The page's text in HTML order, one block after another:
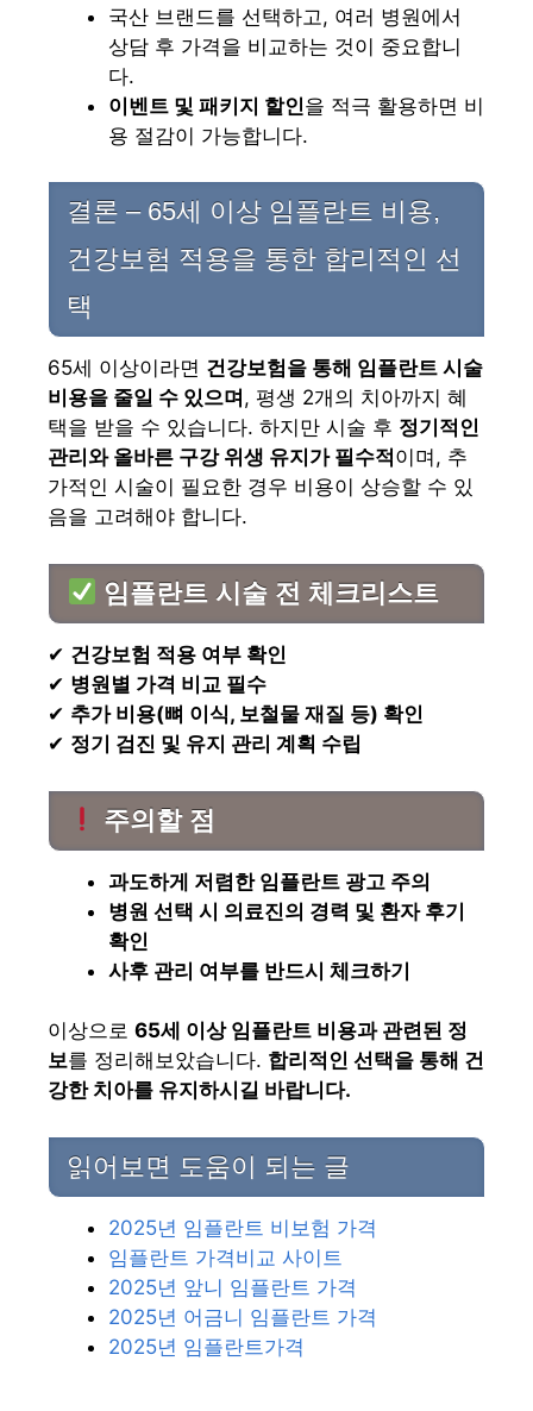
국산 브랜드를 선택하고, 여러 병원에서
상담 후 가격을 비교하는 것이 중요합니
다.
이벤트 및 패키지 할인을 적극 활용하면 비
용 절감이 가능합니다.
결론 – 65세 이상 임플란트 비용,
건강보험 적용을 통한 합리적인 선
택
65세 이상이라면 건강보험을 통해 임플란트 시술
비용을 줄일 수 있으며 , 평생 2개의 치아까지 혜
택을 받을 수 있습니다. 하지만 시술 후 정기적인
관리와 올바른 구강 위생 유지가 필수적이며, 추
가적인 시술이 필요한 경우 비용이 상승할 수 있
음을 고려해야 합니다.
임플란트 시술 전 체크리스트
✔ 건강보험 적용 여부 확인
✔ 병원별 가격 비교 필수
✔ 추가 비용(뼈 이식, 보철물 재질 등) 확인
✔ 정기 검진 및 유지 관리 계획 수립
주의할 점
과도하게 저렴한 임플란트 광고 주의
병원 선택 시 의료진의 경력 및 환자 후기
확인
사후 관리 여부를 반드시 체크하기
이상으로 65세 이상 임플란트 비용과 관련된 정
보를 정리해보았습니다. 합리적인 선택을 통해 건
강한 치아를 유지하시길 바랍니다.
읽어보면 도움이 되는 글
2025년 임플란트 비보험 가격
임플란트 가격비교 사이트
2025년 앞니 임플란트 가격
2025년 어금니 임플란트 가격
2025년 임플란트가격